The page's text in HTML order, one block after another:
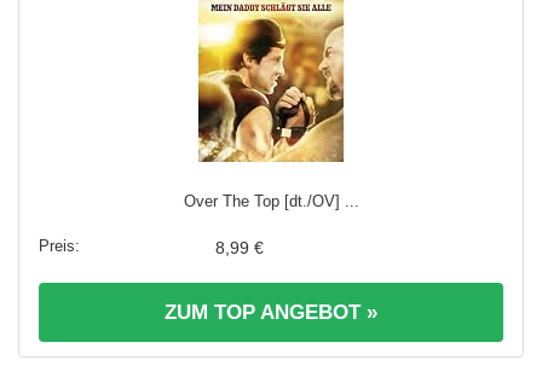
Over The Top [dt./OV] ...
8,99 €
ZUM TOP ANGEBOT »